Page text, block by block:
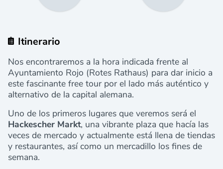
Itinerario
Nos encontraremos a la hora indicada frente al
Ayuntamiento Rojo (Rotes Rathaus) para dar inicio a
este fascinante free tour por el lado más auténtico y
alternativo de la capital alemana.
Uno de los primeros lugares que veremos será el
Hackescher Markt, una vibrante plaza que hacía las
veces de mercado y actualmente está llena de tiendas
y restaurantes, así como un mercadillo los fines de
semana.